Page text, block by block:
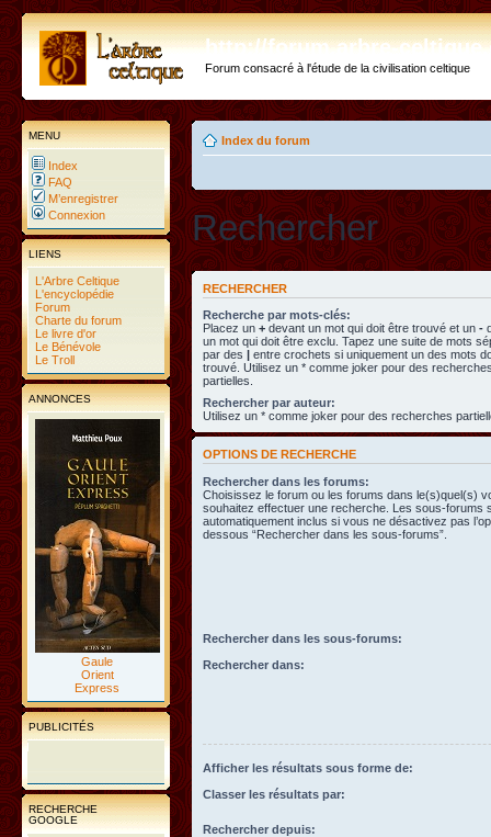
http://forum.arbre-
Forum consacré à l'étude de la civilisation celtique
MENU
Index
FAQ
M’enregistrer
Connexion
LIENS
L'Arbre Celtique
L'encyclopédie
Forum
Charte du forum
Le livre d'or
Le Bénévole
Le Troll
ANNONCES
Gaule
Orient
Express
PUBLICITÉS
RECHERCHE
GOOGLE
Index du forum
Rechercher
RECHERCHER
Recherche par mots-clés:
Placez un + devant un mot qui doit être trouvé et un -
un mot qui doit être exclu. Tapez une suite de mots
par des | entre crochets si uniquement un des mots
trouvé. Utilisez un * comme joker pour des
partielles.
Rechercher par auteur:
Utilisez un * comme joker pour des recherches
OPTIONS DE RECHERCHE
Rechercher dans les forums:
Choisissez le forum ou les forums dans le(s)quel(s)
souhaitez effectuer une recherche. Les sous-forums
automatiquement inclus si vous ne désactivez pas
dessous “Rechercher dans les sous-forums”.
Rechercher dans les sous-forums:
Rechercher dans:
Afficher les résultats sous forme de:
Classer les résultats par:
Rechercher depuis: